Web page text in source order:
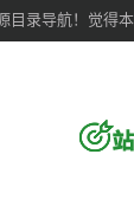
目录导航！觉得